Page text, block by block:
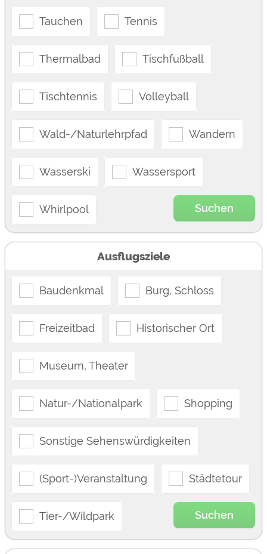
Tauchen Tennis
Thermalbad Tischfußball
Tischtennis Volleyball
Wald-/Naturlehrpfad Wandern
Wasserski Wassersport
Whirlpool Suchen
Ausflugsziele
Baudenkmal Burg, Schloss
Freizeitbad Historischer Ort
Museum, Theater
Natur-/Nationalpark Shopping
Sonstige Sehenswürdigkeiten
(Sport-)Veranstaltung Städtetour
Tier-/Wildpark Suchen